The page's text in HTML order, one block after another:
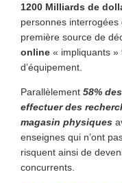
1200 Milliards de
personnes interrogées
première source de
online « impliquants »
d’équipement.
Parallèlement 58%
effectuer des
magasin physiques
enseignes qui n’ont
risquent ainsi de
concurrents.